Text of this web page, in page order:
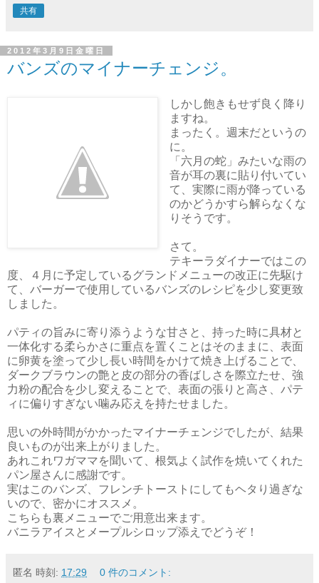
共有
2012年3月9日金曜日
バンズのマイナーチェンジ。
しかし飽きもせず良く降り
ますね。
まったく。週末だというの
に。
「六月の蛇」みたいな雨の
音が耳の裏に貼り付いてい
て、実際に雨が降っている
のかどうかすら解らなくな
りそうです。
さて。
テキーラダイナーではこの
度、４月に予定しているグランドメニューの改正に先駆け
て、バーガーで使用しているバンズのレシピを少し変更致
しました。
パティの旨みに寄り添うような甘さと、持った時に具材と
一体化する柔らかさに重点を置くことはそのままに、表面
に卵黄を塗って少し長い時間をかけて焼き上げることで、
ダークブラウンの艶と皮の部分の香ばしさを際立たせ、強
力粉の配合を少し変えることで、表面の張りと高さ、パテ
ィに偏りすぎない噛み応えを持たせました。
思いの外時間がかかったマイナーチェンジでしたが、結果
良いものが出来上がりました。
あれこれワガママを聞いて、根気よく試作を焼いてくれた
パン屋さんに感謝です。
実はこのバンズ、フレンチトーストにしてもヘタり過ぎな
いので、密かにオススメ。
こちらも裏メニューでご用意出来ます。
バニラアイスとメープルシロップ添えでどうぞ！
匿名 時刻: 17:29 0 件のコメント: